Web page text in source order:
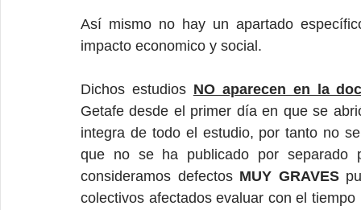
Así mismo no hay un apartado
impacto economico y social.
Dichos estudios NO aparecen en la
Getafe desde el primer día en que se
integra de todo el estudio, por tanto no
que no se ha publicado por separado
consideramos defectos MUY GRAVES
colectivos afectados evaluar con el